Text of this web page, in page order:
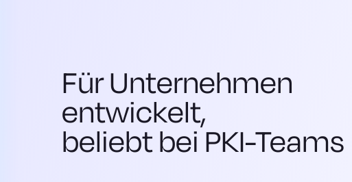
Für Unternehmen
entwickelt,
beliebt bei PKI-Teams